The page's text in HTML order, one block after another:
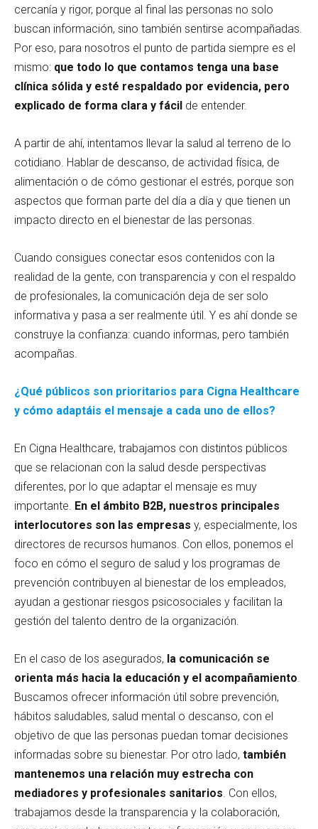
cercanía y rigor, porque al final las personas no solo
buscan información, sino también sentirse acompañadas.
Por eso, para nosotros el punto de partida siempre es el
mismo: que todo lo que contamos tenga una base
clínica sólida y esté respaldado por evidencia, pero
explicado de forma clara y fácil de entender.
A partir de ahí, intentamos llevar la salud al terreno de lo
cotidiano. Hablar de descanso, de actividad física, de
alimentación o de cómo gestionar el estrés, porque son
aspectos que forman parte del día a día y que tienen un
impacto directo en el bienestar de las personas.
Cuando consigues conectar esos contenidos con la
realidad de la gente, con transparencia y con el respaldo
de profesionales, la comunicación deja de ser solo
informativa y pasa a ser realmente útil. Y es ahí donde se
construye la confianza: cuando informas, pero también
acompañas.
¿Qué públicos son prioritarios para Cigna Healthcare
y cómo adaptáis el mensaje a cada uno de ellos?
En Cigna Healthcare, trabajamos con distintos públicos
que se relacionan con la salud desde perspectivas
diferentes, por lo que adaptar el mensaje es muy
importante. En el ámbito B2B, nuestros principales
interlocutores son las empresas y, especialmente, los
directores de recursos humanos. Con ellos, ponemos el
foco en cómo el seguro de salud y los programas de
prevención contribuyen al bienestar de los empleados,
ayudan a gestionar riesgos psicosociales y facilitan la
gestión del talento dentro de la organización.
En el caso de los asegurados, la comunicación se
orienta más hacia la educación y el acompañamiento
Buscamos ofrecer información útil sobre prevención,
hábitos saludables, salud mental o descanso, con el
objetivo de que las personas puedan tomar decisiones
informadas sobre su bienestar. Por otro lado, también
mantenemos una relación muy estrecha con
mediadores y profesionales sanitarios . Con ellos,
trabajamos desde la transparencia y la colaboración,